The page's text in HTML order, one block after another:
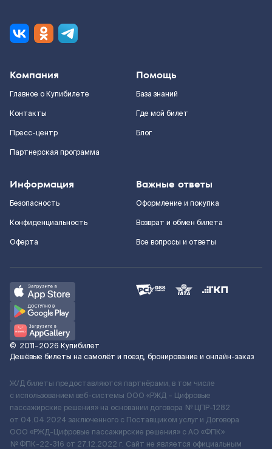
Компания
Главное о Купибилете
Контакты
Пресс-центр
Партнерская программа
Помощь
База знаний
Где мой билет
Блог
Информация
Безопасность
Конфиденциальность
Оферта
Важные ответы
Оформление и покупка
Возврат и обмен билета
Все вопросы и ответы
© 2011–2026 Купибилет
Дешёвые билеты на самолёт и поезд, бронирование и онлайн-заказ
Ж/Д билеты предоставляются партнёрами, в том числе
с использованием веб-системы ООО «РЖД – Цифровые
пассажирские решения» на основании договора № ЦПР-1282
от 04.04.2024 заключенного с Поставщиком услуг и Договора
ООО «РЖД-Цифровые пассажирские решения» c АО «ФПК»
№ ФПК-22-316 от 27.12.2022 г. Сайт не является официальным